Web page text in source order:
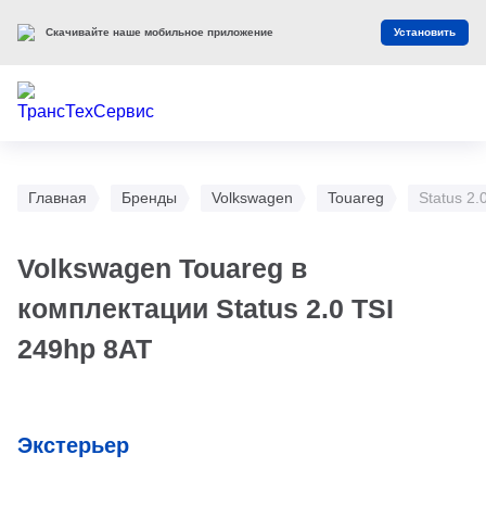
Главная Бренды Volkswagen Touareg Status
Volkswagen Touareg в
комплектации Status 2.0 TSI
249hp 8AT
Экстерьер
Скачивайте наше мобильное приложение Установить